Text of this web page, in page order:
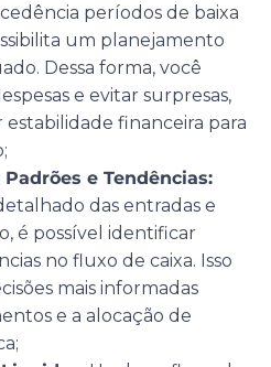
períodos de baixa
um planejamento
Dessa forma, você
e evitar surpresas,
financeira para
e Tendências:
das entradas e
é possível identificar
no fluxo de caixa. Isso
mais informadas
e a alocação de